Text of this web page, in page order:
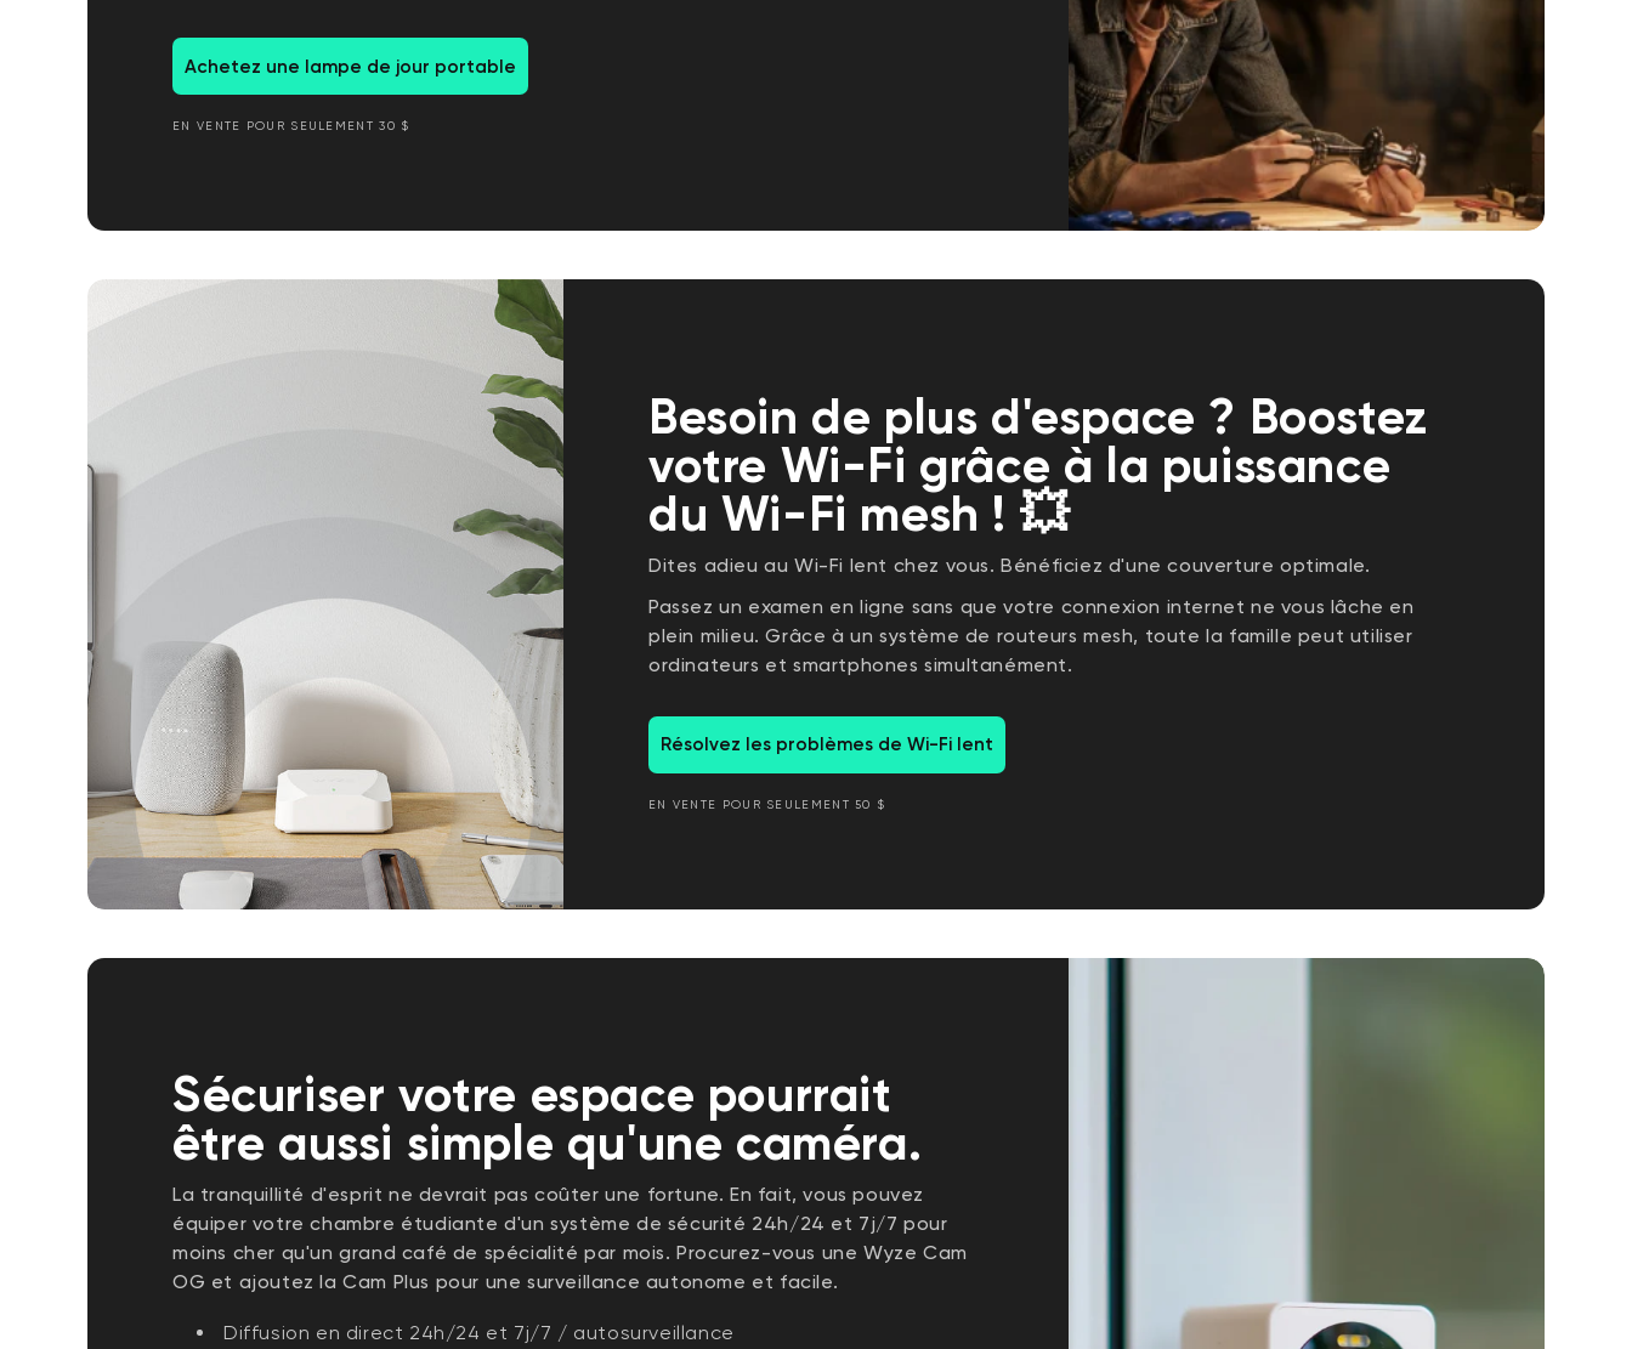
Achetez une lampe de jour portable
EN VENTE POUR SEULEMENT 30 $
Besoin de plus d'espace ? Boostez
votre Wi-Fi grâce à la puissance
du Wi-Fi mesh ! 💥
Dites adieu au Wi-Fi lent chez vous. Bénéficiez d'une couverture optimale.
Passez un examen en ligne sans que votre connexion internet ne vous lâche en
plein milieu. Grâce à un système de routeurs mesh, toute la famille peut utiliser
ordinateurs et smartphones simultanément.
Résolvez les problèmes de Wi-Fi lent
EN VENTE POUR SEULEMENT 50 $
Sécuriser votre espace pourrait
être aussi simple qu'une caméra.
La tranquillité d'esprit ne devrait pas coûter une fortune. En fait, vous pouvez
équiper votre chambre étudiante d'un système de sécurité 24h/24 et 7j/7 pour
moins cher qu'un grand café de spécialité par mois. Procurez-vous une Wyze Cam
OG et ajoutez la Cam Plus pour une surveillance autonome et facile.
Diffusion en direct 24h/24 et 7j/7 / autosurveillance